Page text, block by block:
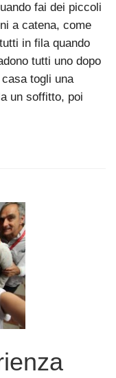
fai dei piccoli
a catena, come
in fila quando
tutti uno dopo
casa togli una
un soffitto, poi